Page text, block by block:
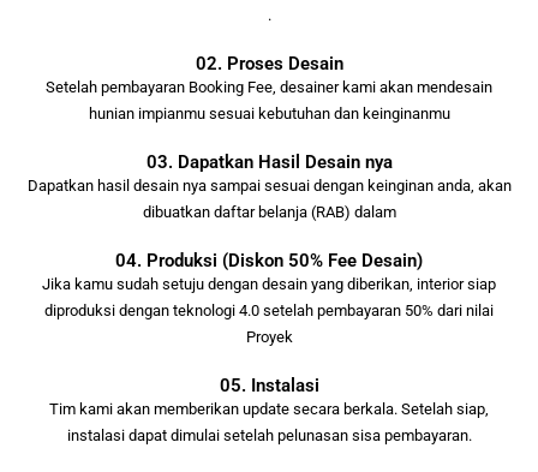
.
02. Proses Desain
Setelah pembayaran Booking Fee, desainer kami akan mendesain
hunian impianmu sesuai kebutuhan dan keinginanmu
03. Dapatkan Hasil Desain nya
Dapatkan hasil desain nya sampai sesuai dengan keinginan anda, akan
dibuatkan daftar belanja (RAB) dalam
04. Produksi (Diskon 50% Fee Desain)
Jika kamu sudah setuju dengan desain yang diberikan, interior siap
diproduksi dengan teknologi 4.0 setelah pembayaran 50% dari nilai
Proyek
05. Instalasi
Tim kami akan memberikan update secara berkala. Setelah siap,
instalasi dapat dimulai setelah pelunasan sisa pembayaran.